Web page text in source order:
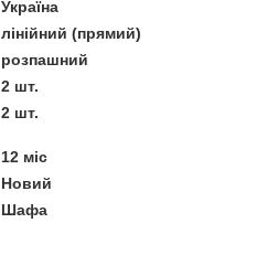
Україна
лінійний (прямий)
розпашний
2 шт.
2 шт.
12 міс
Новий
Шафа